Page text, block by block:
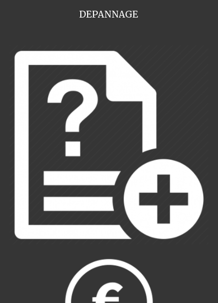
DEPANNAGE